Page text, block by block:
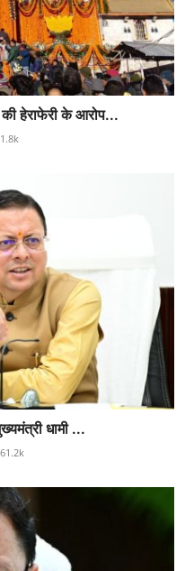
हेराफेरी के आरोप...
धामी ...